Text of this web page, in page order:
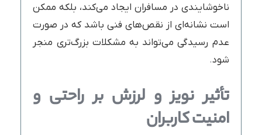
ناخوشایندی در مسافران ایجاد می‌کند، بلکه ممکن
است نشانه‌ای از نقص‌های فنی باشد که در صورت
عدم رسیدگی می‌تواند به مشکلات بزرگ‌تری منجر
شود.
تأثیر نویز و لرزش بر راحتی و
امنیت کاربران